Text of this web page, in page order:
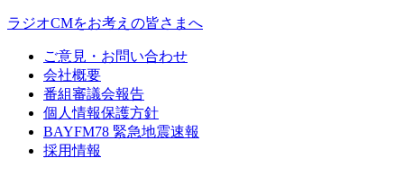
ラジオCMをお考えの皆さまへ
ご意見・お問い合わせ
会社概要
番組審議会報告
個人情報保護方針
BAYFM78 緊急地震速報
採用情報